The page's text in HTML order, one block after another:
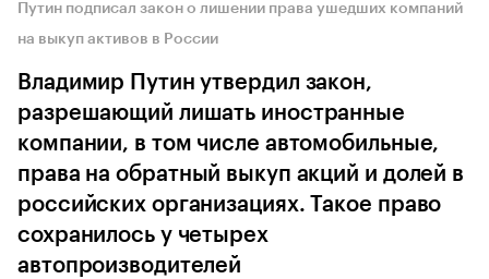
Путин подписал закон о лишении права ушедших компаний
на выкуп активов в России
Владимир Путин утвердил закон,
разрешающий лишать иностранные
компании, в том числе автомобильные,
права на обратный выкуп акций и долей в
российских организациях. Такое право
сохранилось у четырех
автопроизводителей